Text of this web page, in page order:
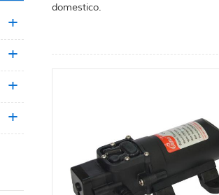
domestico.